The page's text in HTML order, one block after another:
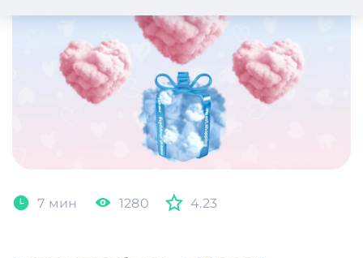
7 мин 1280 4.23